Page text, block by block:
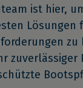
ist hier,
Lösungen
zu
zuverlässiger